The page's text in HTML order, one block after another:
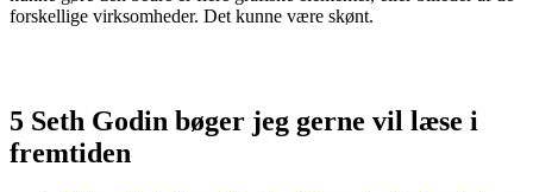
forskellige virksomheder. Det kunne være skønt.
5 Seth Godin bøger jeg gerne vil læse i
fremtiden